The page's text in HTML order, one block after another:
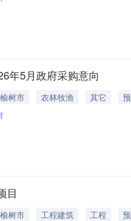
年5月政府采购意向
树市 农林牧渔 其它
目
树市 工程建筑 工程